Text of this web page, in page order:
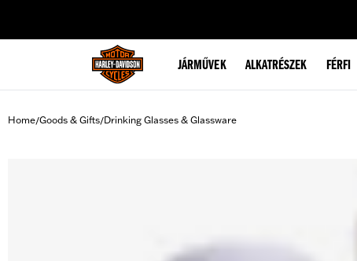
JÁRMŰVEK ALKATRÉSZEK FÉRFI
Home/Goods & Gifts/Drinking Glasses & Glassware